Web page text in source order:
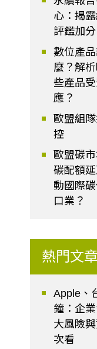
心：揭
評鑑加分
數位產
麼？解
些產品
應？
歐盟組
控
歐盟碳
碳配額
動國際
口業？
熱門文章
Apple、
鐘：企
大風險
次看